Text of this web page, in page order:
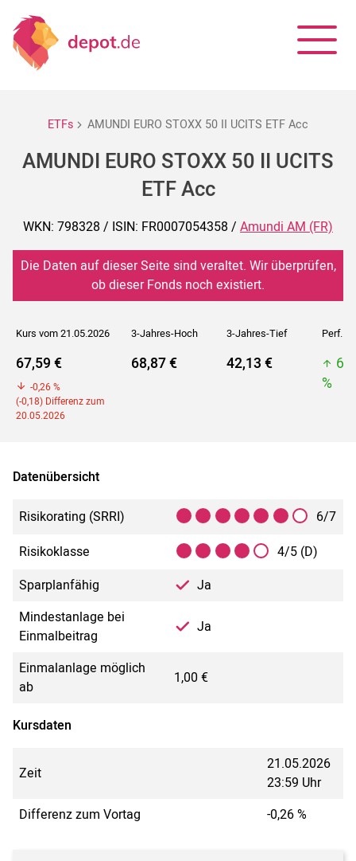
ETFs AMUNDI EURO STOXX 50 II UCITS ETF Acc
AMUNDI EURO STOXX 50 II UCITS
ETF Acc
WKN: 798328 / ISIN: FR0007054358 / Amundi AM (FR)
Die Daten auf dieser Seite sind veraltet. Wir überprüfen,
ob dieser Fonds noch existiert.
Kurs vom 21.05.2026 3-Jahres-Hoch 3-Jahres-Tief Perf. 5J
67,59 €
-0,26 %
(-0,18) Differenz zum
20.05.2026
68,87 € 42,13 €
%
Datenübersicht
Risikorating (SRRI)
6/7
Risikoklasse
4/5 (D)
Sparplanfähig
Ja
Mindestanlage bei
Einmalbeitrag
Ja
Einmalanlage möglich
ab
1,00 €
Kursdaten
Zeit
21.05.2026
23:59 Uhr
Differenz zum Vortag
-0,26 %